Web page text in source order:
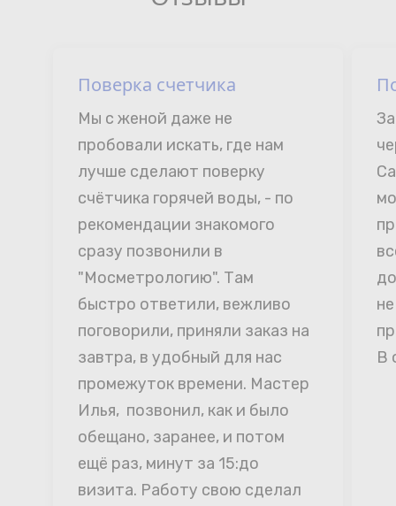
Поверка счетчика
Мы с женой даже не
пробовали искать, где нам
лучше сделают поверку
счётчика горячей воды, - по
рекомендации знакомого
сразу позвонили в
"Мосметрологию". Там
быстро ответили, вежливо
поговорили, приняли заказ на
завтра, в удобный для нас
промежуток времени. Мастер
Илья,  позвонил, как и было
обещано, заранее, и потом
ещё раз, минут за 15:до
визита. Работу свою сделал
В